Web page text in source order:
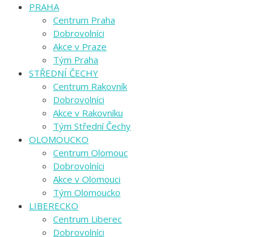
PRAHA
Centrum Praha
Dobrovolníci
Akce v Praze
Tým Praha
STŘEDNÍ ČECHY
Centrum Rakovník
Dobrovolníci
Akce v Rakovníku
Tým Střední Čechy
OLOMOUCKO
Centrum Olomouc
Dobrovolníci
Akce v Olomouci
Tým Olomoucko
LIBERECKO
Centrum Liberec
Dobrovolníci